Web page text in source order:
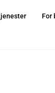
For